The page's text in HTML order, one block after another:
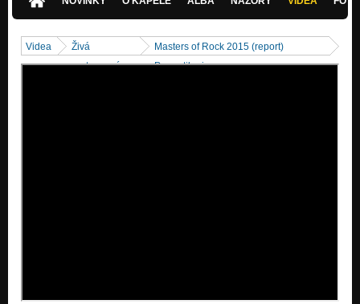
Fata kapitána Morgana - 2015 -
- Netopyr - 2013 -
Videa
Živá
vystoupení
Masters of Rock 2015 (report)
Panoptikaria